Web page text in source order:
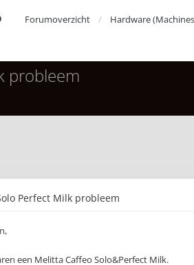
Forumoverzicht Hardware
probleem
Perfect Milk probleem
een Melitta Caffeo Solo&Perfect Milk.